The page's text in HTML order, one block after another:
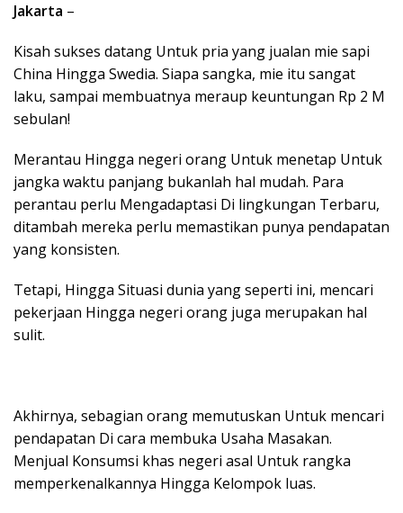
Jakarta –
Kisah sukses datang Untuk pria yang jualan mie sapi
China Hingga Swedia. Siapa sangka, mie itu sangat
laku, sampai membuatnya meraup keuntungan Rp 2 M
sebulan!
Merantau Hingga negeri orang Untuk menetap Untuk
jangka waktu panjang bukanlah hal mudah. Para
perantau perlu Mengadaptasi Di lingkungan Terbaru,
ditambah mereka perlu memastikan punya pendapatan
yang konsisten.
Tetapi, Hingga Situasi dunia yang seperti ini, mencari
pekerjaan Hingga negeri orang juga merupakan hal
sulit.
Akhirnya, sebagian orang memutuskan Untuk mencari
pendapatan Di cara membuka Usaha Masakan.
Menjual Konsumsi khas negeri asal Untuk rangka
memperkenalkannya Hingga Kelompok luas.